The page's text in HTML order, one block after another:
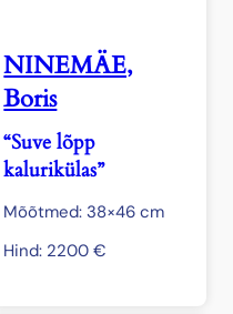
NINEMÄE,
Boris
“Suve lõpp
kalurikülas”
Mõõtmed: 38×46 cm
Hind: 2200€